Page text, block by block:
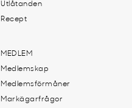
Utlåtanden
Recept
MEDLEM
Medlemskap
Medlemsförmåner
Markägarfrågor